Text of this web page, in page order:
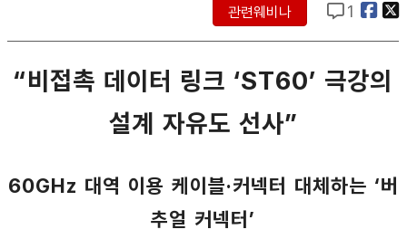
관련웨비나 1
“비접촉 데이터 링크 ‘ST60’ 극강의
설계 자유도 선사”
60GHz 대역 이용 케이블·커넥터 대체하는 ‘버
추얼 커넥터’